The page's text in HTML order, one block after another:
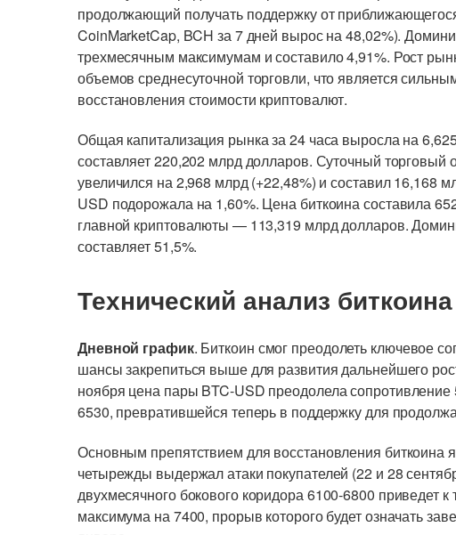
продолжающий получать поддержку от
CoinMarketCap, BCH за 7 дней вырос на 48,02%).
трехмесячным максимумам и составило 4,91%. Рост
объемов среднесуточной торговли, что является
восстановления стоимости криптовалют.
Общая капитализация рынка за 24 часа выросла на
составляет 220,202 млрд долларов. Суточный торговый
увеличился на 2,968 млрд (+22,48%) и составил 16,168
USD подорожала на 1,60%. Цена биткоина составила
главной криптовалюты — 113,319 млрд долларов.
составляет 51,5%.
Технический анализ биткоина
Дневной график. Биткоин смог преодолеть ключевое
шансы закрепиться выше для развития дальнейшего
ноября цена пары BTC-USD преодолела
6530, превратившейся теперь в поддержку для
Основным препятствием для восстановления биткоина
четырежды выдержал атаки покупателей (22 и 28
двухмесячного бокового коридора 6100-6800 приведет
максимума на 7400, прорыв которого будет означать